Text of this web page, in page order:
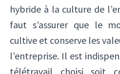
hybride à la culture de
faut s’assurer que le
cultive et conserve les
l’entreprise. Il est
télétravail choisi soit